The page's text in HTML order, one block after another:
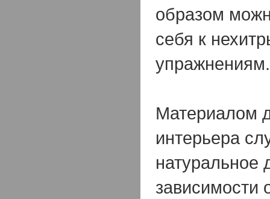
образом
себя к
упражнениям.
Материалом
интерьера
натуральное
зависимости